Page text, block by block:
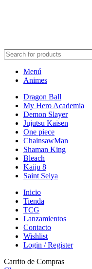
Menú
Animes
Dragon Ball
My Hero Academia
Demon Slayer
Jujutsu Kaisen
One piece
ChainsawMan
Shaman King
Bleach
Kaiju 8
Saint Seiya
Inicio
Tienda
TCG
Lanzamientos
Contacto
Wishlist
Login / Register
Carrito de Compras